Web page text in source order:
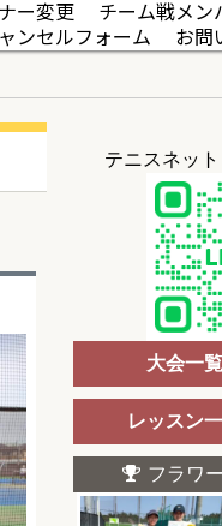
ー変更
チーム戦メン
ンセルフォーム
お問
テニスネッ
大会一
レッスン
フラワ